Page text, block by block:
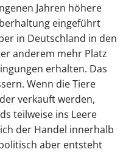
Jahren höhere
eingeführt
in Deutschland in den
anderem mehr Platz
erhalten. Das
Wenn die Tiere
verkauft werden,
teilweise ins Leere
der Handel innerhalb
aber entsteht